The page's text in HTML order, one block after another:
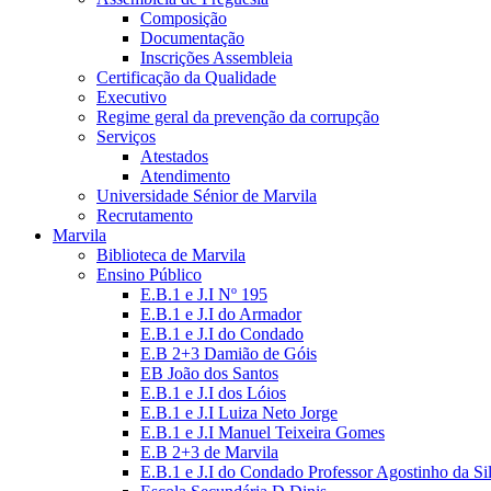
Composição
Documentação
Inscrições Assembleia
Certificação da Qualidade
Executivo
Regime geral da prevenção da corrupção
Serviços
Atestados
Atendimento
Universidade Sénior de Marvila
Recrutamento
Marvila
Biblioteca de Marvila
Ensino Público
E.B.1 e J.I Nº 195
E.B.1 e J.I do Armador
E.B.1 e J.I do Condado
E.B 2+3 Damião de Góis
EB João dos Santos
E.B.1 e J.I dos Lóios
E.B.1 e J.I Luiza Neto Jorge
E.B.1 e J.I Manuel Teixeira Gomes
E.B 2+3 de Marvila
E.B.1 e J.I do Condado Professor Agostinho da